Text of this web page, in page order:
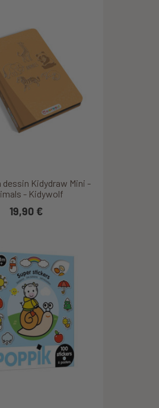
dessin Kidydraw Mini -
- Kidywolf
19,90 €